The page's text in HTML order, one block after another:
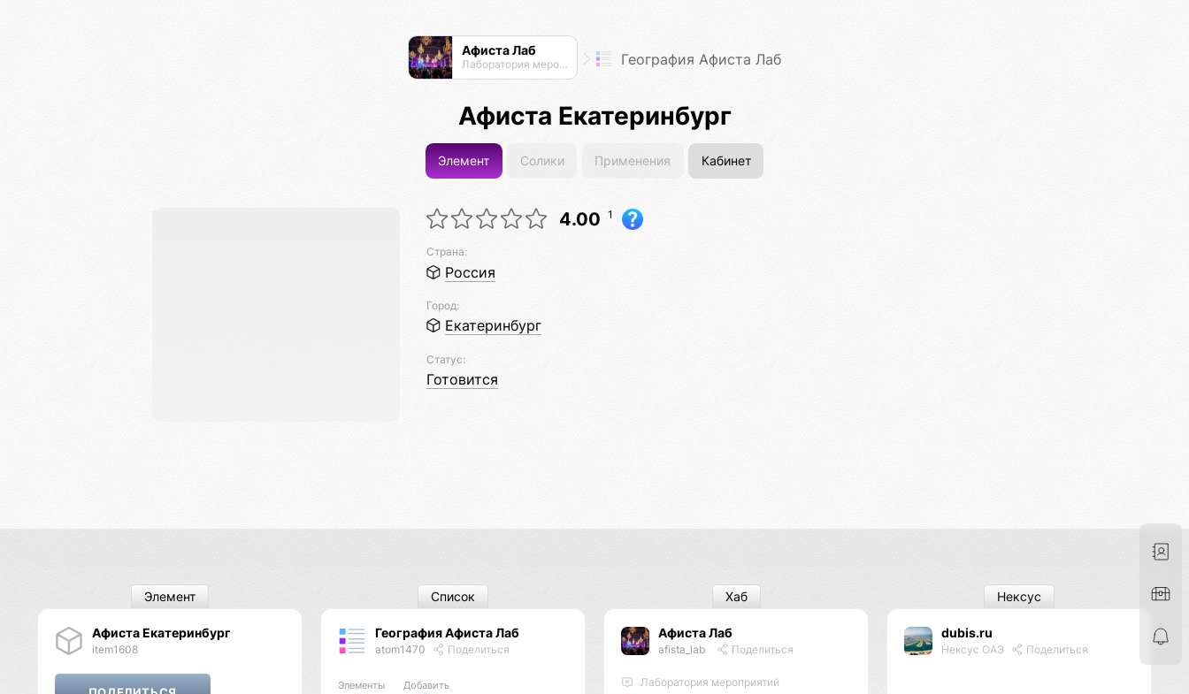
Афиста Лаб
Лаборатория мероприятий География Афиста Лаб
Афиста Екатеринбург
Элемент Солики Применения Кабинет
4.00 1
Страна:
Россия
Город:
Екатеринбург
Статус:
Готовится
Афиста Екатеринбург
item1608
Элемент
География Афиста Лаб
atom1470 Поделиться
Элементы Добавить
Список
Афиста Лаб
afista_lab Поделиться
Лаборатория мероприятий
Хаб
dubis.ru
Нексус ОАЭ Поделиться
Нексус